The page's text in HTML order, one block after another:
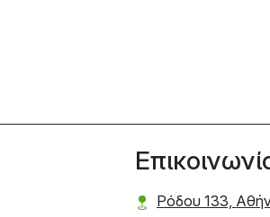
Ρόδου 133,